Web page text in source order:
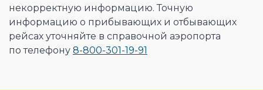
некорректную информацию. Точную
информацию о прибывающих и отбывающих
рейсах уточняйте в cправочной аэропорта
по телефону 8-800-301-19-91